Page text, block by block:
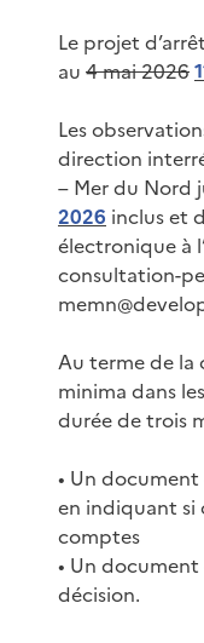
Le projet
au 4 mai 2026
Les
direction
– Mer du Nord
2026 inclus et
électronique à
consultation-
Au terme de la
minima dans
durée de trois
• Un
en indiquant si
comptes
• Un
décision.